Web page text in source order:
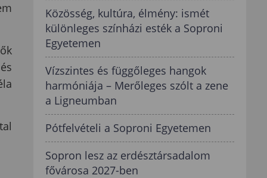
Közösség, kultúra, élmény: ismét
különleges színházi esték a Soproni
Egyetemen
Vízszintes és függőleges hangok
harmóniája – Merőleges szólt a zene
a Ligneumban
Pótfelvételi a Soproni Egyetemen
Sopron lesz az erdésztársadalom
fővárosa 2027-ben